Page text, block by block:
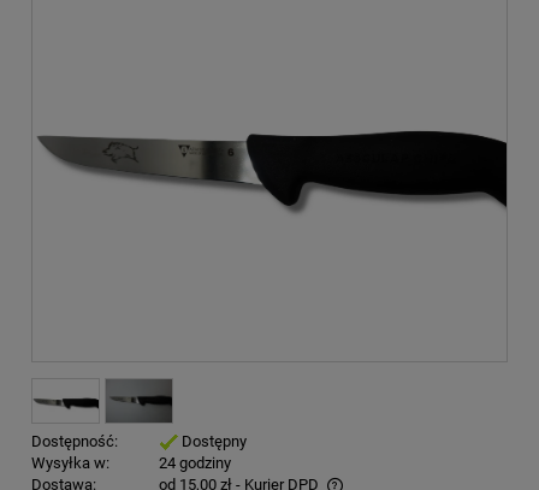
Dostępność:
Dostępny
Wysyłka w:
24 godziny
Dostawa:
od 15,00 zł - Kurier DPD